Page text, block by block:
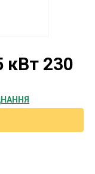
кВт 230